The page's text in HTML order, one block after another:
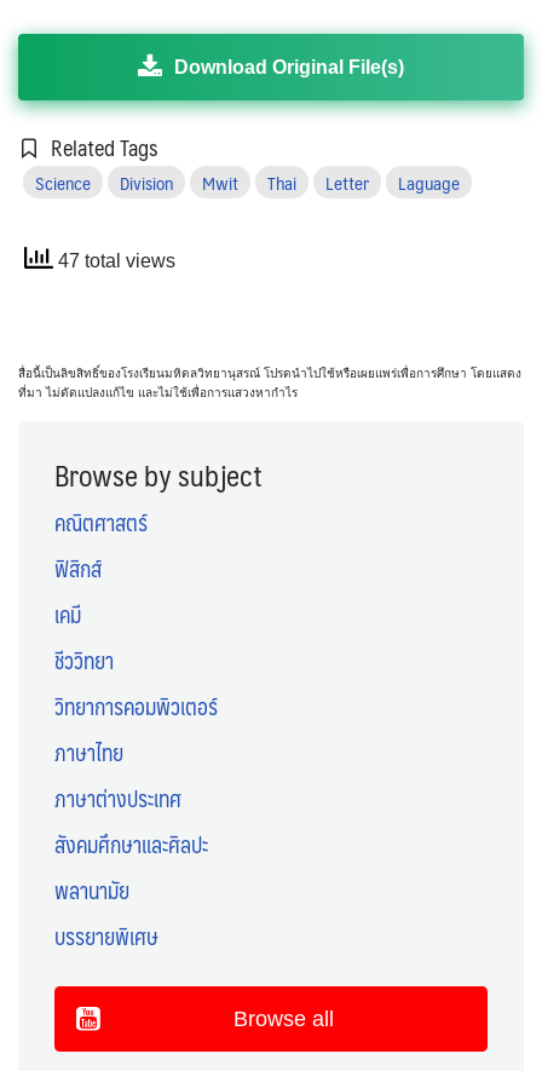
Download Original File(s)
Related Tags
Science Division Mwit Thai Letter Laguage
47 total views
สื่อนี้เป็นลิขสิทธิ์ของโรงเรียนมหิดลวิทยานุสรณ์ โปรดนำไปใช้หรือเผยแพร่เพื่อการศึกษา โดยแสดง
ที่มา ไม่ดัดแปลงแก้ไข และไม่ใช้เพื่อการแสวงหากำไร
Browse by subject
คณิตศาสตร์
ฟิสิกส์
เคมี
ชีววิทยา
วิทยาการคอมพิวเตอร์
ภาษาไทย
ภาษาต่างประเทศ
สังคมศึกษาและศิลปะ
พลานามัย
บรรยายพิเศษ
Browse all